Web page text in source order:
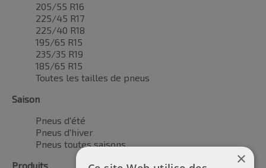
205/55 R16
225/45 R17
225/40 R18
195/65 R15
235/35 R19
185/65 R15
Toutes les tailles de pneus
Saison
Pneus d'été
Pneus d'hiver
Pneus toutes saisons
Produits
×